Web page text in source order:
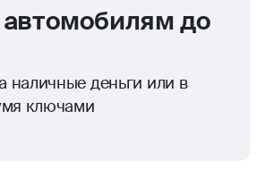
до
наличные деньги или в
ключами